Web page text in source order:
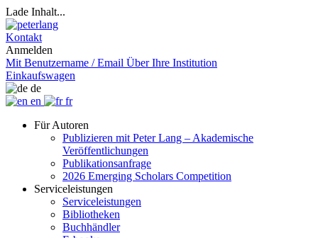
Lade Inhalt...
Kontakt
Anmelden
Mit Benutzername / Email Über Ihre Institution
Einkaufswagen
de
en
fr
Für Autoren
Publizieren mit Peter Lang – Akademische
Veröffentlichungen
Publikationsanfrage
2026 Emerging Scholars Competition
Serviceleistungen
Serviceleistungen
Bibliotheken
Buchhändler